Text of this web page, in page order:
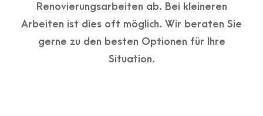
Renovierungsarbeiten ab. Bei kleineren
Arbeiten ist dies oft möglich. Wir beraten Sie
gerne zu den besten Optionen für Ihre
Situation.